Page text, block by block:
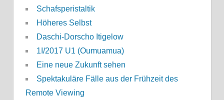
Schafsperistaltik
Höheres Selbst
Daschi-Dorscho Itigelow
1I/2017 U1 (Oumuamua)
Eine neue Zukunft sehen
Spektakuläre Fälle aus der Frühzeit des
Remote Viewing